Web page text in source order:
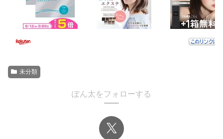
未分類
ぽん太をフォローする